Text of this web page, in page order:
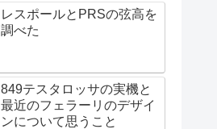
レスポールとPRSの弦高を
調べた
849テスタロッサの実機と
最近のフェラーリのデザイ
ンについて思うこと